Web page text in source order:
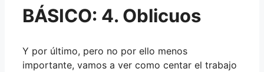
BÁSICO: 4. Oblicuos
Y por último, pero no por ello menos
importante, vamos a ver como centar el trabajo